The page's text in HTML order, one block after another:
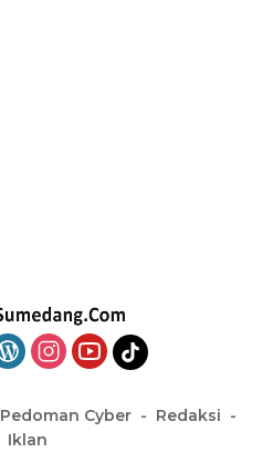
Pedoman Cyber
Redaksi
Iklan